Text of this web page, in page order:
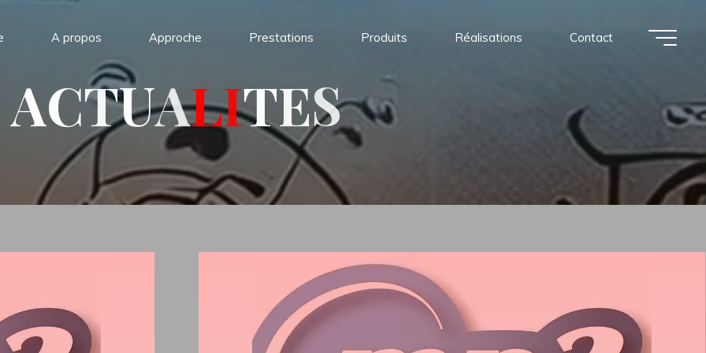
A propos Approche Prestations Produits Réalisations Contact
ACTUALITES